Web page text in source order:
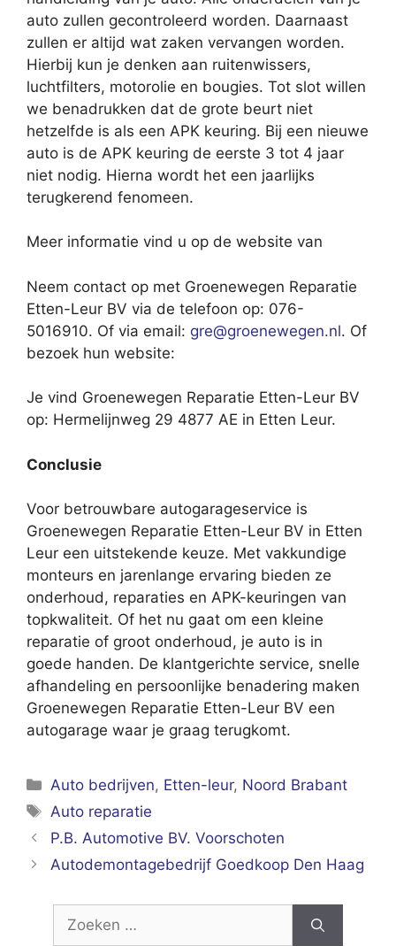
auto zullen gecontroleerd worden. Daarnaast
zullen er altijd wat zaken vervangen worden.
Hierbij kun je denken aan ruitenwissers,
luchtfilters, motorolie en bougies. Tot slot willen
we benadrukken dat de grote beurt niet
hetzelfde is als een APK keuring. Bij een nieuwe
auto is de APK keuring de eerste 3 tot 4 jaar
niet nodig. Hierna wordt het een jaarlijks
terugkerend fenomeen.
Meer informatie vind u op de website van
Neem contact op met Groenewegen Reparatie
Etten-Leur BV via de telefoon op: 076-
5016910. Of via email: gre@groenewegen.nl. Of
bezoek hun website:
Je vind Groenewegen Reparatie Etten-Leur BV
op: Hermelijnweg 29 4877 AE in Etten Leur.
Conclusie
Voor betrouwbare autogarageservice is
Groenewegen Reparatie Etten-Leur BV in Etten
Leur een uitstekende keuze. Met vakkundige
monteurs en jarenlange ervaring bieden ze
onderhoud, reparaties en APK-keuringen van
topkwaliteit. Of het nu gaat om een kleine
reparatie of groot onderhoud, je auto is in
goede handen. De klantgerichte service, snelle
afhandeling en persoonlijke benadering maken
Groenewegen Reparatie Etten-Leur BV een
autogarage waar je graag terugkomt.
Categorieën
Auto bedrijven, Etten-leur, Noord Brabant
Tags
Auto reparatie
P.B. Automotive BV. Voorschoten
Autodemontagebedrijf Goedkoop Den Haag
Zoek